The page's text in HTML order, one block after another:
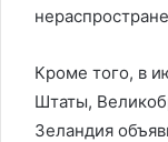
Кроме того, в
Штаты,
Зеландия